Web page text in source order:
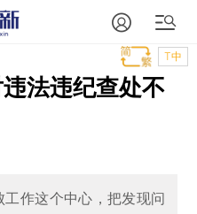
T中
法违纪查处不
作这个中心，把发现问